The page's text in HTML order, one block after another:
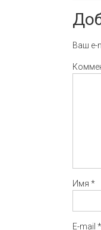
Ваш e-
Имя *
E-mail *